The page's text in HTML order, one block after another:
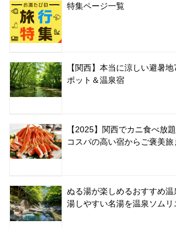
特集ページ一覧
【関西】本当に涼しい避暑
ポット＆温泉宿
【2025】関西でカニ食べ放
コスパの高い宿からご褒美旅
ぬる湯が楽しめるおすすめ
湯しやすい名湯を温泉ソムリ